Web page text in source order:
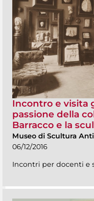
Incontro e visita
passione della
Barracco e la
Museo di Scultura
06/12/2016
Incontri per docenti e